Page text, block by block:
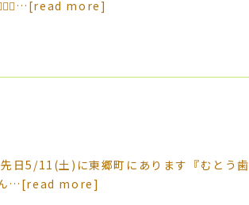
[read more]
日5/11(土)に東郷町にあります『むとう歯
… [read more]